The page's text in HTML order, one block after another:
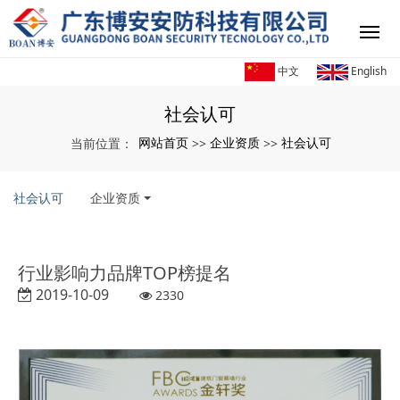
中文 English
社会认可
当前位置： 网站首页 >> 企业资质 >> 社会认可
社会认可 企业资质
行业影响力品牌TOP榜提名
2019-10-09 2330